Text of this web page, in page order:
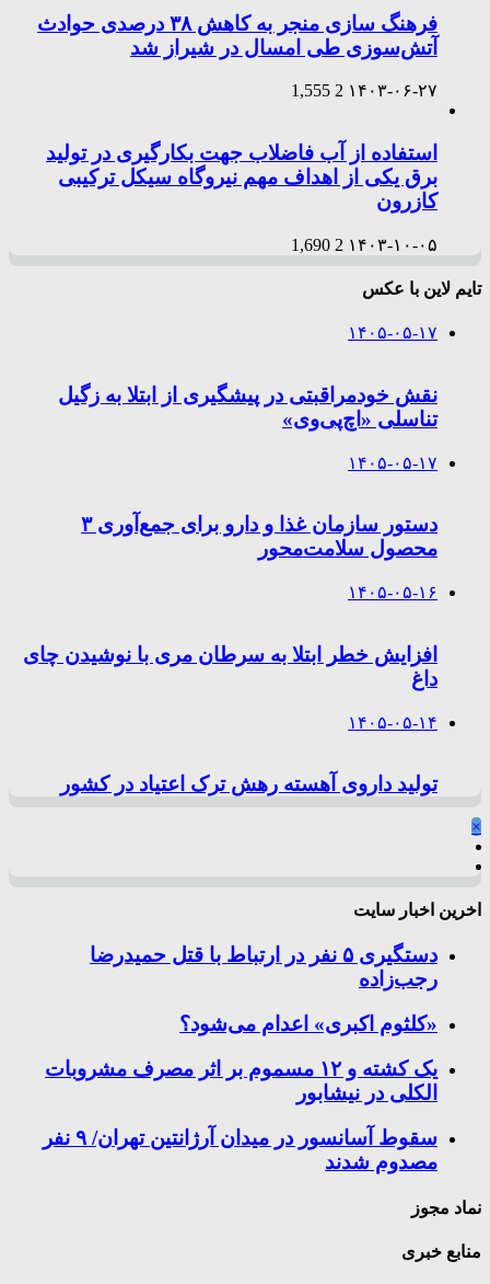
فرهنگ سازی منجر به کاهش ۳۸ درصدی حوادث
آتش‌سوزی طی امسال در شیراز شد
۱۴۰۳-۰۶-۲۷ 2
1,555
استفاده از آب فاضلاب جهت بکارگیری در تولید
برق یکی از اهداف مهم نیروگاه سیکل ترکیبی
کازرون
۱۴۰۳-۱۰-۰۵ 2
1,690
تایم لاین با عکس
۱۴۰۵-۰۵-۱۷
نقش خودمراقبتی در پیشگیری از ابتلا به زگیل
تناسلی «اچ‌پی‌وی»
۱۴۰۵-۰۵-۱۷
دستور سازمان غذا و دارو برای جمع‌آوری ۳
محصول سلامت‌محور
۱۴۰۵-۰۵-۱۶
افزایش خطر ابتلا به سرطان مری با نوشیدن چای
داغ
۱۴۰۵-۰۵-۱۴
تولید داروی آهسته رهش ترک اعتیاد در کشور
×
اخرین اخبار سایت
دستگیری ۵ نفر در ارتباط با قتل حمیدرضا
رجب‌زاده
«کلثوم اکبری» اعدام می‌شود؟
یک کشته و ۱۲ مسموم بر اثر مصرف مشروبات
الکلی در نیشابور
سقوط آسانسور در میدان آرژانتین تهران/ ۹ نفر
مصدوم شدند
نماد مجوز
منابع خبری